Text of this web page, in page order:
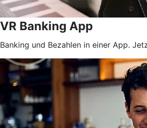
VR Banking App
Banking und Bezahlen in einer App.